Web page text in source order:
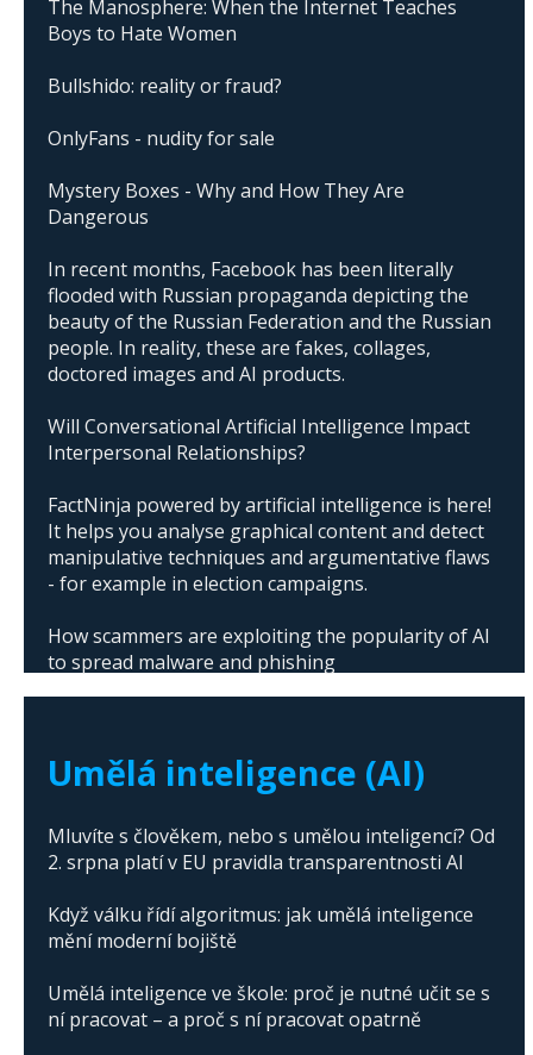
The Manosphere: When the Internet Teaches
Boys to Hate Women
Bullshido: reality or fraud?
OnlyFans - nudity for sale
Mystery Boxes - Why and How They Are
Dangerous
In recent months, Facebook has been literally
flooded with Russian propaganda depicting the
beauty of the Russian Federation and the Russian
people. In reality, these are fakes, collages,
doctored images and AI products.
Will Conversational Artificial Intelligence Impact
Interpersonal Relationships?
FactNinja powered by artificial intelligence is here!
It helps you analyse graphical content and detect
manipulative techniques and argumentative flaws
- for example in election campaigns.
How scammers are exploiting the popularity of AI
to spread malware and phishing
Umělá inteligence (AI)
Mluvíte s člověkem, nebo s umělou inteligencí? Od
2. srpna platí v EU pravidla transparentnosti AI
Když válku řídí algoritmus: jak umělá inteligence
mění moderní bojiště
Umělá inteligence ve škole: proč je nutné učit se s
ní pracovat – a proč s ní pracovat opatrně